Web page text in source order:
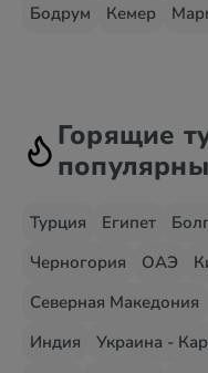
Бодрум
Кемер
Горящие
Турция Египет
Черногория
ОАЭ
Северная Македония
Индия
Украина -